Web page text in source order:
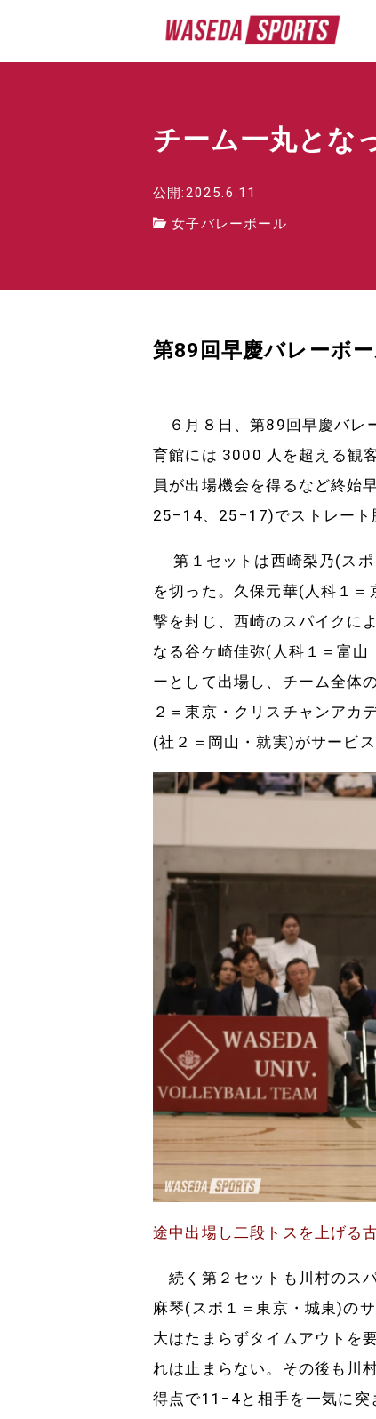
チーム一丸とな
公開:2025.6.11
女子バレーボール
第89回早慶バレーボ
６月８日、第89回早慶バレ
育館には 3000 人を超える観
員が出場機会を得るなど終始
25−14、25−17)でストレート
第１セットは西崎梨乃(スポ
を切った。久保元華(人科１
撃を封じ、西崎のスパイクに
なる谷ケ崎佳弥(人科１＝富
ーとして出場し、チーム全体
２＝東京・クリスチャンアカ
(社２＝岡山・就実)がサービ
途中出場し二段トスを上げる
続く第２セットも川村のス
麻琴(スポ１＝東京・城東)の
大はたまらずタイムアウトを
れは止まらない。その後も川
得点で11−4と相手を一気に突